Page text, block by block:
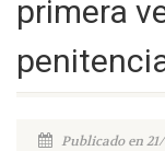
primera
Publicado en